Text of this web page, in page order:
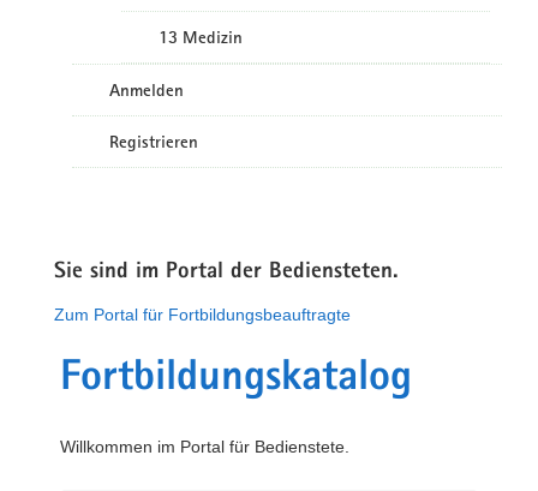
13 Medizin
Anmelden
Registrieren
Sie sind im Portal der Bediensteten.
Zum Portal für Fortbildungsbeauftragte
Fortbildungskatalog
Willkommen im Portal für Bedienstete.